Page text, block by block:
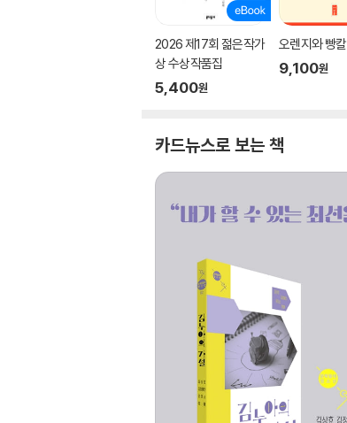
2026 제17회 젊은작가
상 수상작품집
5,400원
오렌지와 빵칼
9,100원
카드뉴스로 보는 책